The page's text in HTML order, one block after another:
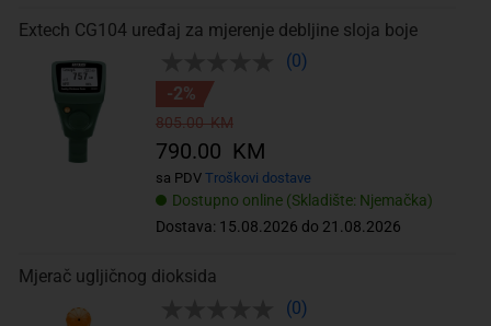
Extech CG104 uređaj za mjerenje debljine sloja boje
(0)
Dostupno online (Skladište: Njemačka)
Dostava: 15.08.2026 do 21.08.2026
-2%
805.00 KM
790.00 KM
sa PDV Troškovi dostave
Mjerač ugljičnog dioksida
(0)